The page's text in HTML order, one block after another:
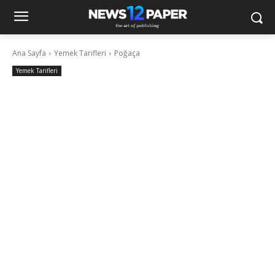
Ana Sayfa Yemek Tarifleri Poğaça
Yemek Tarifleri